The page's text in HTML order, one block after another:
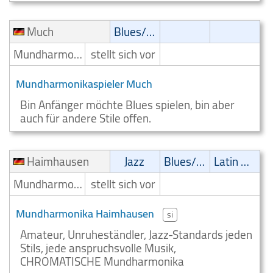
Much
Blues/Swing
Mundharmonikaspieler stellt sich vor
Mundharmonikaspieler Much
Bin Anfänger möchte Blues spielen, bin aber
auch für andere Stile offen.
Haimhausen
Jazz Blues/Swing
Latin Musik
Mundharmonikaspieler stellt sich vor
Mundharmonika Haimhausen si
Amateur, Unruheständler, Jazz-Standards jeden
Stils, jede anspruchsvolle Musik,
CHROMATISCHE Mundharmonika